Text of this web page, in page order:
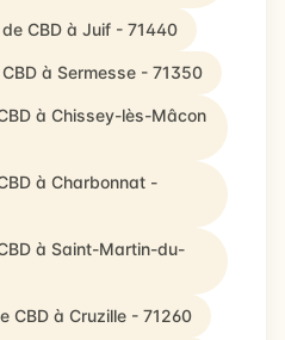
CBD à Juif - 71440
à Sermesse - 71350
à Chissey-lès-Mâcon
à Charbonnat -
à Saint-Martin-du-
CBD à Cruzille - 71260